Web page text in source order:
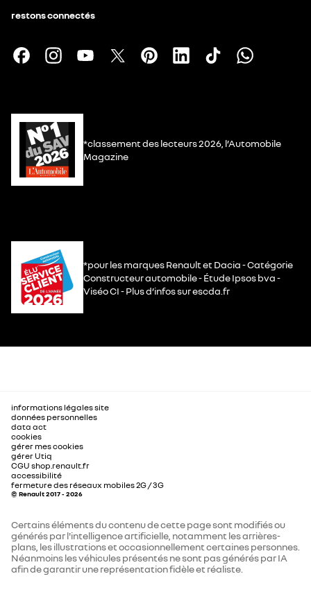
restons connectés
*classement des lecteurs 2026, l’Automobile
Magazine
*pour les marques Renault et Dacia - Catégorie
Constructeur automobile - Étude Ipsos bva -
Viséo CI - Plus d’infos sur escda.fr
informations légales site
données personnelles
data act
cookies
gérer mes cookies
gérer Utiq
CGU shop.renault.fr
accessibilité
fermeture des réseaux mobiles 2G / 3G
© Renault 2017 - 2026
Certains éléments du contenu de cette page sont modifiés ou
générés par l'intelligence artificielle, notamment les arrières-
plans, les illustrations et occasionnellement certaines personnes.
Néanmoins les véhicules présentés ne sont pas générés par IA
afin de garantir une représentation fidèle et réaliste.